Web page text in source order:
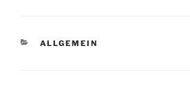
KATEGORIEN
ALLGEMEIN